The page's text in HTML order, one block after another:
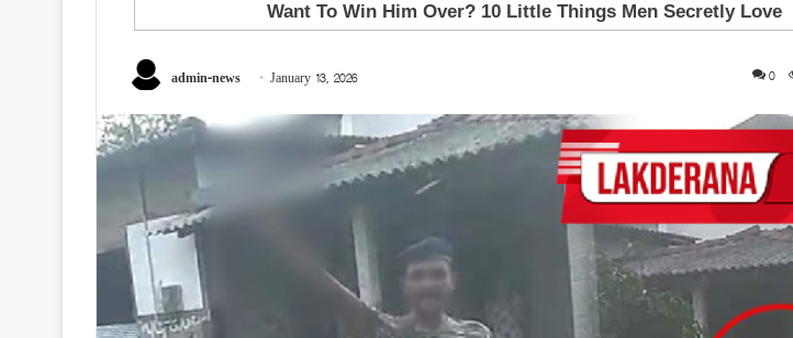
admin-news January 13, 2026 0